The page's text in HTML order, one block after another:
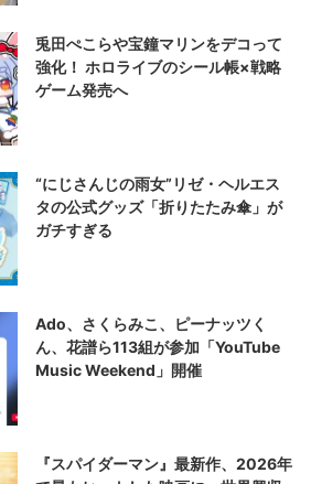
兎田ぺこらや宝鐘マリンをデコって
強化！ ホロライブのシール帳×戦略
ゲーム発売へ
“にじさんじの雨女”リゼ・ヘルエス
タの公式グッズ「折りたたみ傘」が
ガチすぎる
Ado、さくらみこ、ピーナッツく
ん、花譜ら113組が参加「YouTube
Music Weekend」開催
『スパイダーマン』最新作、2026年